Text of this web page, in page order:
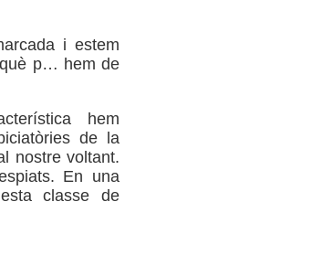
i estem
p… hem de
hem
de la
nostre voltant.
En una
classe de